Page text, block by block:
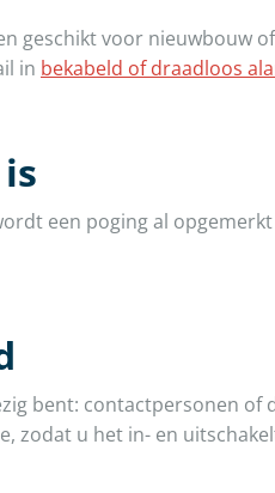
geschikt voor nieuwbouw
in bekabeld of draadloos
een poging al
bent: contactpersonen of
zodat u het in- en